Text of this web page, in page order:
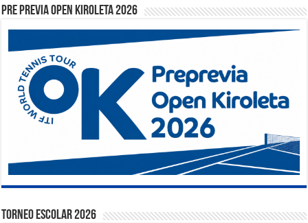
PRE PREVIA OPEN KIROLETA 2026
TORNEO ESCOLAR 2026